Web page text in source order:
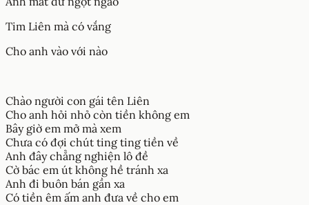
Tim Liên mà có vắng
Cho anh vào với nào
Chào người con gái tên Liên
Cho anh hỏi nhỏ còn tiền không em
Bây giờ em mở mà xem
Chưa có đợi chút ting ting tiền về
Anh đây chẳng nghiện lô đề
Cờ bác em út không hề tránh xa
Anh đi buôn bán gần xa
Có tiền êm ấm anh đưa về cho em